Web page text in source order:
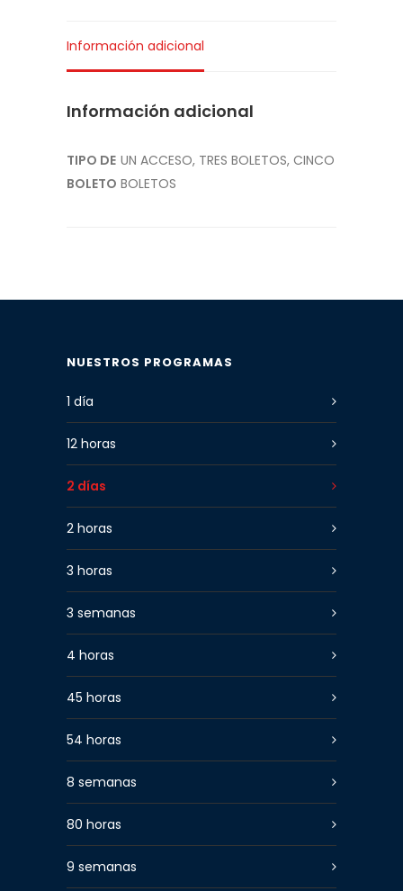
Información adicional
Información adicional
TIPO DE
BOLETO
UN ACCESO, TRES BOLETOS, CINCO
BOLETOS
NUESTROS PROGRAMAS
1 día
12 horas
2 días
2 horas
3 horas
3 semanas
4 horas
45 horas
54 horas
8 semanas
80 horas
9 semanas